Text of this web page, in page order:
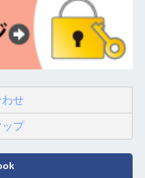
わせ
プ